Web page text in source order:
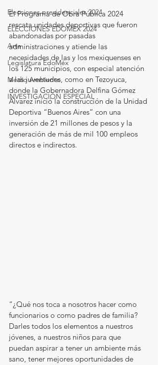
Elecciones presidenciales 2024
ELECCIONES EDOMEX 2024
Arte
Legislatura EdoMéx
Medio Ambiente
INVESTIGACIÓN ESPECIAL
El Programa de Obra Pública 2024
rescata unidades deportivas que fueron
abandonadas por pasadas
administraciones y atiende las
necesidades de las y los mexiquenses en
los 125 municipios, con especial atención
a las juventudes, como en Tezoyuca,
donde la Gobernadora Delfina Gómez
Álvarez inició la construcción de la Unidad
Deportiva “Buenos Aires” con una
inversión de 21 millones de pesos y la
generación de más de mil 100 empleos
directos e indirectos.
“¿Qué nos toca a nosotros hacer como
funcionarios o como padres de familia?
Darles todos los elementos a nuestros
jóvenes, a nuestros niños para que
puedan aspirar a tener un ambiente más
sano, tener mejores oportunidades de